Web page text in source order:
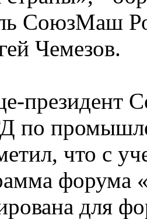
СоюзМаш
Чемезов.
президент
по
что с
для